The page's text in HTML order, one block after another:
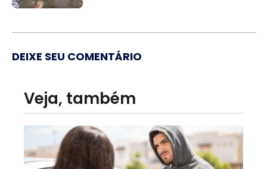
DEIXE SEU COMENTÁRIO
Veja, também